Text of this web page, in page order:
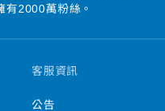
有2000萬粉絲。
客服資訊
公告